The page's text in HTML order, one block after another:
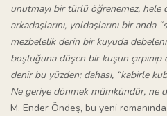
unutmayı bir türlü öğrenemez, hele
arkadaşlarını, yoldaşlarını bir anda
mezbelelik derin bir kuyuda
boşluğuna düşen bir kuşun çırpınıp
denir bu yüzden; dahası, “kabirle
Ne geriye dönmek mümkündür, ne
M. Ender Öndeş, bu yeni